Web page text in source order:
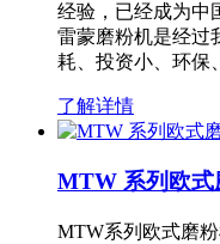
经验，已经成为中
雷蒙磨粉机是经过
耗、投资小、环保
了解详情
MTW 系列欧式
MTW系列欧式磨